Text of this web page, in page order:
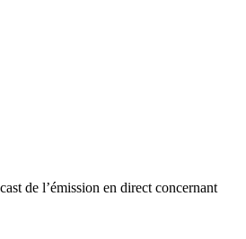
de l’émission en direct concernant